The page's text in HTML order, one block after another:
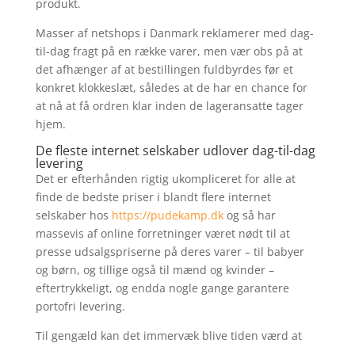
produkt.
Masser af netshops i Danmark reklamerer med dag-
til-dag fragt på en række varer, men vær obs på at
det afhænger af at bestillingen fuldbyrdes før et
konkret klokkeslæt, således at de har en chance for
at nå at få ordren klar inden de lageransatte tager
hjem.
De fleste internet selskaber udlover dag-til-dag
levering
Det er efterhånden rigtig ukompliceret for alle at
finde de bedste priser i blandt flere internet
selskaber hos https://pudekamp.dkog så har
massevis af online forretninger været nødt til at
presse udsalgspriserne på deres varer – til babyer
og børn, og tillige også til mænd og kvinder –
eftertrykkeligt, og endda nogle gange garantere
portofri levering.
Til gengæld kan det immervæk blive tiden værd at